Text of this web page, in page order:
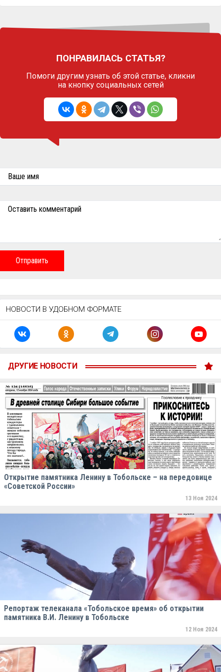
ПОНРАВИЛАСЬ СТАТЬЯ?
Помоги другим узнать об этой статье, кликни
на кнопку социальных сетей
Ваше имя
Оставить комментарий
Отправить
НОВОСТИ В УДОБНОМ ФОРМАТЕ
ДРУГИЕ НОВОСТИ
Открытие памятника Ленину в Тобольске – на передовице
«Советской России»
13 Ноя 2024
Репортаж телеканала «Тобольское время» об открытии
памятника В.И. Ленину в Тобольске
12 Ноя 2024